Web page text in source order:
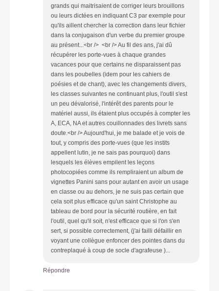
grands qui maitrisaient de corriger leurs brouillons
ou leurs dictées en indiquant C3 par exemple pour
qu'ils aillent chercher la correction dans leur fichier
dans la conjugaison d'un verbe du premier groupe
au présent...<br /> <br /> Au fil des ans, j'ai dû
récupérer les porte-vues à chaque grandes
vacances pour que certains ne disparaissent pas
dans les poubelles (idem pour les cahiers de
poésies et de chant), avec les changements divers,
les classes suivantes ne continuant plus, l'outil s'est
un peu dévalorisé, l'intérêt des parents pour le
matériel aussi, ils étaient plus occupés à compter les
A, ECA, NA et autres couillonnades des livrets sans
doute.<br /> Aujourd'hui, je me balade et je vois de
tout, y compris des porte-vues (que les instits
appellent lutin, je ne sais pas pourquoi) dans
lesquels les élèves empilent les leçons
photocopiées comme ils rempliraient un album de
vignettes Panini sans pour autant en avoir un usage
en classe ou au dehors, je ne suis pas certain que
cela soit plus efficace qu'un saint Christophe au
tableau de bord pour la sécurité routière, en fait
l'outil, quel qu'il soit, n'est efficace que si l'on s'en
sert, si possible correctement, (j'ai failli défaillir en
voyant une collègue enfoncer des pointes dans du
contreplaqué à coup de socle d'agrafeuse )...
Répondre